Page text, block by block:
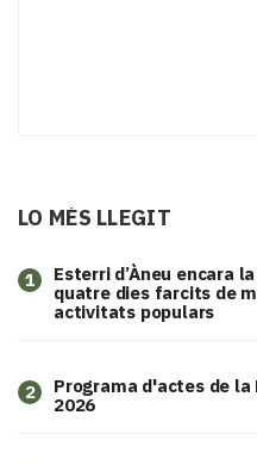
LO MÉS LLEGIT
1
Esterri d’Àneu encara
quatre dies farcits de
activitats populars
2
Programa d'actes de la
2026